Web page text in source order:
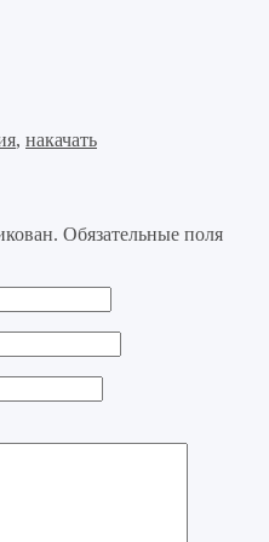
, накачать
Обязательные поля